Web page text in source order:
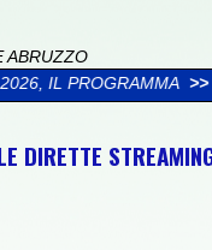
ABRUZZO
>> CICLOTURISTICA
DIRETTE